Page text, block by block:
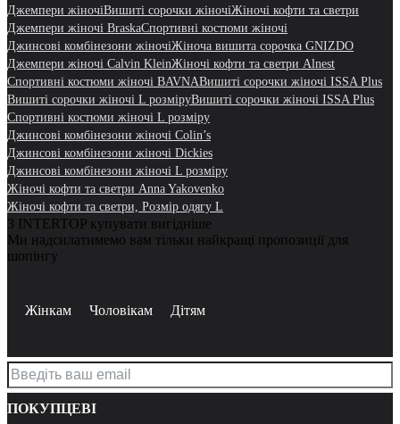
Джемпери жіночіВишиті сорочки жіночіЖіночі кофти та светри
Джемпери жіночі BraskaСпортивні костюми жіночі
Джинсові комбінезони жіночіЖіноча вишита сорочка GNIZDO
Джемпери жіночі Calvin KleinЖіночі кофти та светри Alnest
Спортивні костюми жіночі BAVNAВишиті сорочки жіночі ISSA Plus
Вишиті сорочки жіночі L розміруВишиті сорочки жіночі ISSA Plus
Спортивні костюми жіночі L розміру
Джинсові комбінезони жіночі Colin’s
Джинсові комбінезони жіночі Dickies
Джинсові комбінезони жіночі L розміру
Жіночі кофти та светри Anna Yakovenko
Жіночі кофти та светри, Розмір одягу L
З INTERTOP купувати вигідніше
Ми надсилатимемо вам тільки найкращі пропозиції для
шопінгу
Жінкам Чоловікам Дітям
ПОКУПЦЕВІ